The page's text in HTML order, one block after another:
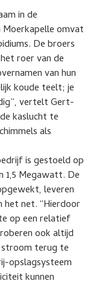
in de
omvat
De broers
roer van de
van hun
koude teelt; je
vertelt Gert-
kaslucht te
als
is gestoeld op
1,5 Megawatt. De
leveren
het net. “Hierdoor
op een relatief
ook altijd
terug te
opslagsysteem
kunnen